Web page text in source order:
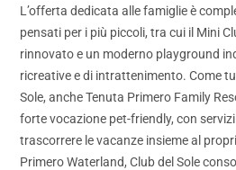
L’offerta dedicata alle famiglie è
pensati per i più piccoli, tra cui il Mini
rinnovato e un moderno playground
ricreative e di intrattenimento. Come
Sole, anche Tenuta Primero Family
forte vocazione pet-friendly, con
trascorrere le vacanze insieme al
Primero Waterland, Club del Sole